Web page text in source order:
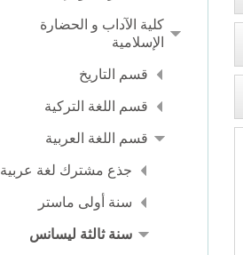
كلية الآداب و الحضارة
الإسلامية
قسم التاريخ
قسم اللغة التركية
قسم اللغة العربية
جذع مشترك لغة عربية
سنة أولى ماستر
سنة ثالثة ليسانس